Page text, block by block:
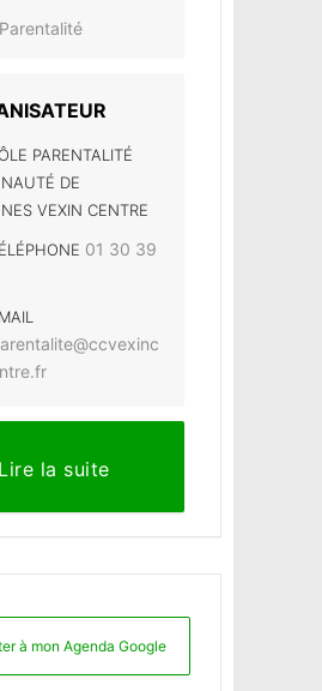
Parentalité
PARENTALITÉ
DE
VEXIN CENTRE
01 30 39
Lire la suite
à mon Agenda Google